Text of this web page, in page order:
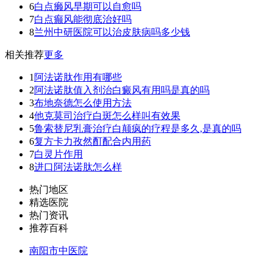
6白点癞风早期可以自愈吗
7白点癫风能彻底治好吗
8兰州中研医院可以治皮肤病吗多少钱
相关推荐更多
1 阿法诺肽作用有哪些
2阿法诺肽值入剂治白癜风有用吗是真的吗
3布地奈德怎么使用方法
4他克莫司治疗白斑怎么样叫有效果
5鲁索替尼乳膏治疗白颠疯的疗程是多久,是真的吗
6复方卡力孜然酊配合内用药
7白灵片作用
8进口阿法诺肽怎么样
热门地区
精选医院
热门资讯
推荐百科
南阳市中医院